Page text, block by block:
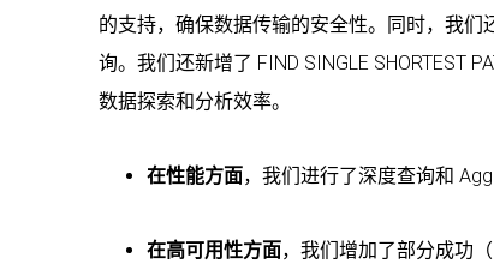
的支持，确保数据传输的安全性。同时，我
询。我们还新增了 FIND SINGLE SHORTEST
数据探索和分析效率。
在性能方面，我们进行了深度查询和
在高可用性方面，我们增加了部分成功